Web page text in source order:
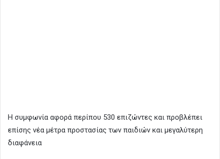
Η συμφωνία αφορά περίπου 530 επιζώντες και προβλέπει
επίσης νέα μέτρα προστασίας των παιδιών και μεγαλύτερη
διαφάνεια